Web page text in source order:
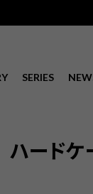
SERIES
ハードケ